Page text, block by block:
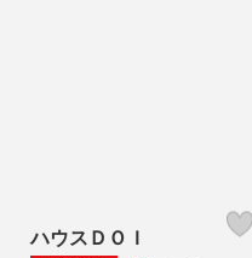
ハウスＤＯＩ